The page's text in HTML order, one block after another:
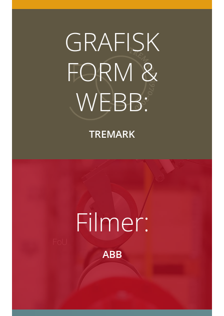
GRAFISK
FORM &
WEBB:
TREMARK
Filmer:
ABB